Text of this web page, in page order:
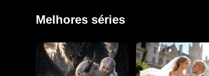
Melhores séries